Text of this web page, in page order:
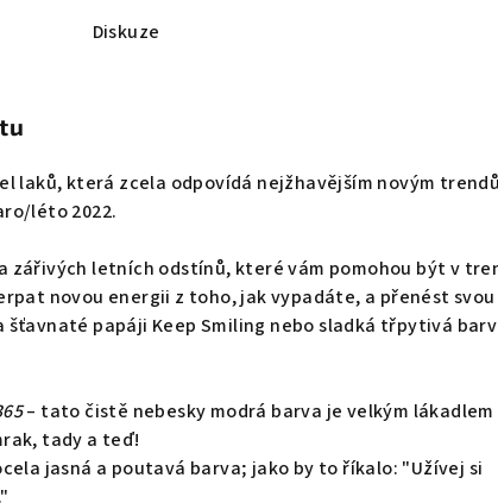
Diskuze
laků, která zcela odpovídá nejžhavějším novým
léto 2022.
zářivých letních odstínů, které vám pomohou být v
novou energii z toho, jak vypadáte, a přenést svou
šťavnaté papáji Keep Smiling nebo sladká třpytivá
– tato čistě nebesky modrá barva je velkým
tady a teď!
jasná a poutavá barva; jako by to říkalo: "Užívej si